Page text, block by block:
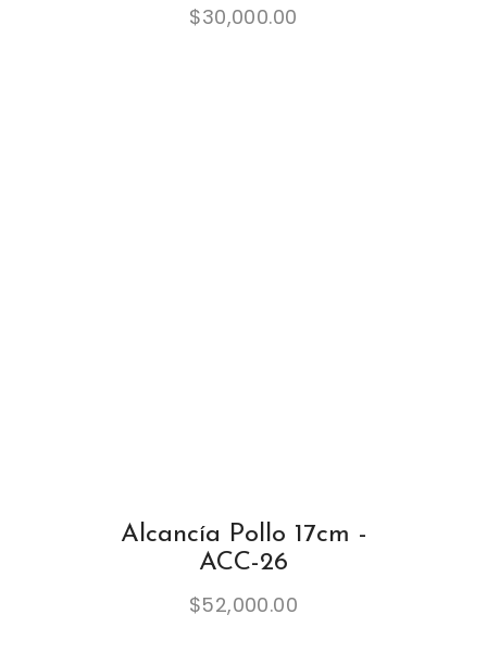
$30,000.00
Alcancía Pollo 17cm -
ACC-26
$52,000.00